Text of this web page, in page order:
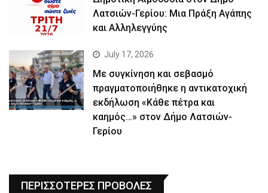
Λατσιών-Γερίου: Μια Πράξη Αγάπης
και Αλληλεγγύης
July 17, 2026
Με συγκίνηση και σεβασμό
πραγματοποιήθηκε η αντικατοχική
εκδήλωση «Κάθε πέτρα και
καημός…» στον Δήμο Λατσιών-
Γερίου
ΠΕΡΙΣΣΟΤΕΡΕΣ ΠΡΟΒΟΛΕΣ